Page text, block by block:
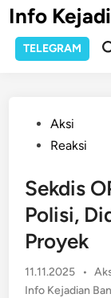
Skip
to
content
Info
TELEGRAM
PostedAksi
Reaksi
Sekdis
Polisi,
Proyek
11.11.2025 •
in
Info Kejadian